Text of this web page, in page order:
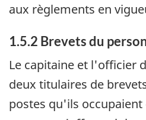
aux règlements en
1.5.2 Brevets du
Le capitaine et l'officier
deux titulaires de
postes qu'ils